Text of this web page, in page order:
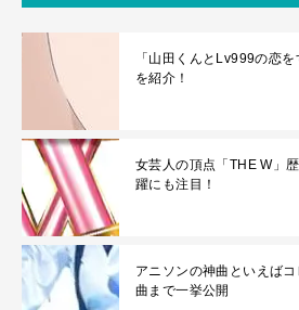
「山田くんとLv999の恋
を紹介！
女芸人の頂点「THE W」
躍にも注目！
アニソンの神曲といえば
曲まで一挙公開